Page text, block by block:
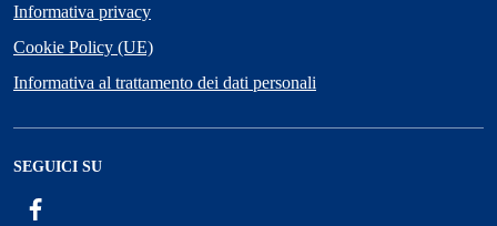
Informativa privacy
Cookie Policy (UE)
Informativa al trattamento dei dati personali
SEGUICI SU